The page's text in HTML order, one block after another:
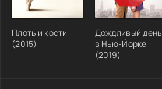
Плоть и кости
(2015)
Дождливый день
в Нью-Йорке
(2019)